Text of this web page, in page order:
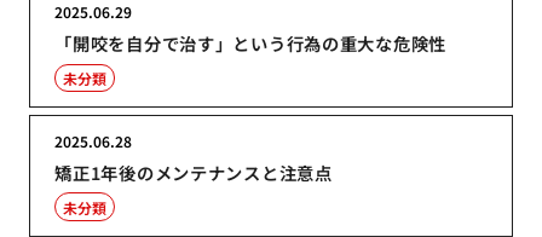
「開咬を自分で治す」という行為の重大な危険性
2025.06.29
未分類
矯正1年後のメンテナンスと注意点
2025.06.28
未分類